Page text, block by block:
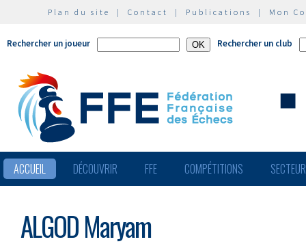
Plan du site | Contact | Publications | Mon
Rechercher un joueur Rechercher un club
ACCUEIL DÉCOUVRIR FFE COMPÉTITIONS
ALGOD Maryam